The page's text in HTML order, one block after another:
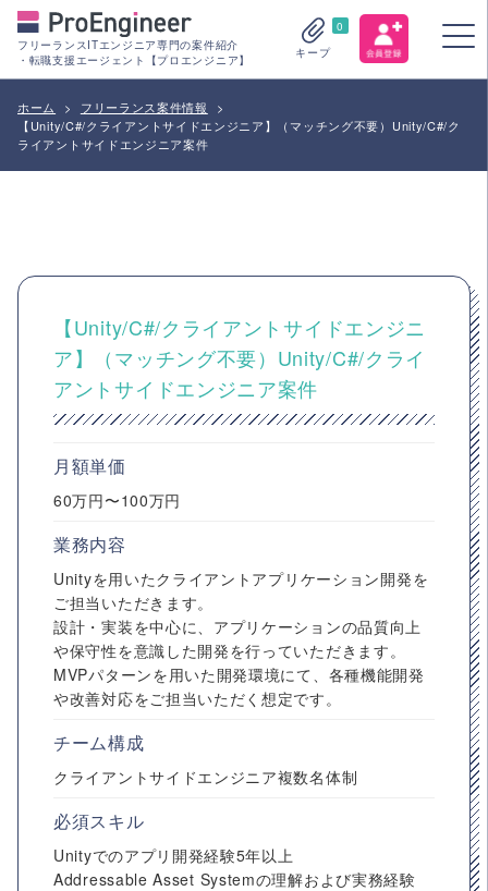
フリーランスITエンジニア専門の案件紹介
・転職支援エージェント【プロエンジニア】
0
キープ
ホーム > フリーランス案件情報
>
【Unity/C#/クライアントサイドエンジニア】（マッチング不要）Unity/C#/ク
ライアントサイドエンジニア案件
【Unity/C#/クライアントサイドエンジニ
ア】（マッチング不要）Unity/C#/クライ
アントサイドエンジニア案件
月額単価
60万円〜100万円
業務内容
Unityを用いたクライアントアプリケーション開発を
ご担当いただきます。
設計・実装を中心に、アプリケーションの品質向上
や保守性を意識した開発を行っていただきます。
MVPパターンを用いた開発環境にて、各種機能開発
や改善対応をご担当いただく想定です。
チーム構成
クライアントサイドエンジニア複数名体制
必須スキル
Unityでのアプリ開発経験5年以上
Addressable Asset Systemの理解および実務経験